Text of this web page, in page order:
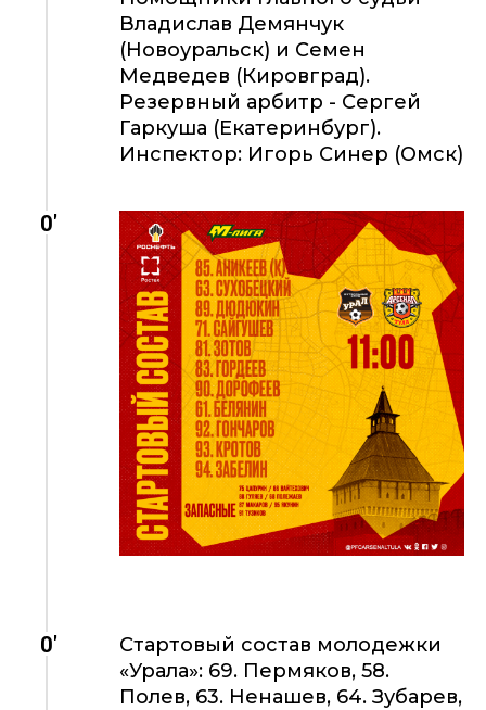
Владислав Демянчук
(Новоуральск) и Семен
Медведев (Кировград).
Резервный арбитр - Сергей
Гаркуша (Екатеринбург).
Инспектор: Игорь Синер (Омск)
0'
0'
Стартовый состав молодежки
«Урала»: 69. Пермяков, 58.
Полев, 63. Ненашев, 64. Зубарев,